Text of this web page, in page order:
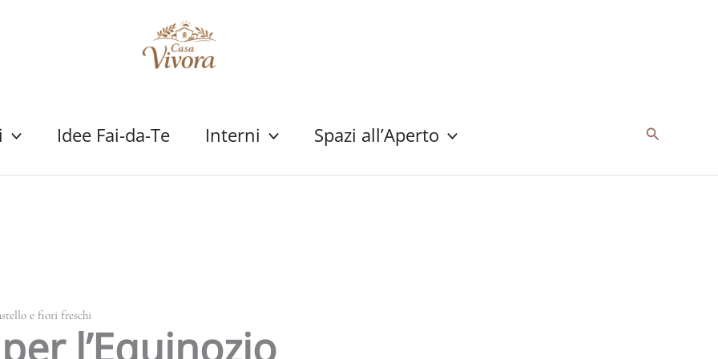
Idee Fai-da-Te Interni Spazi all’Aperto Cerca
e fiori freschi
l’Equinozio